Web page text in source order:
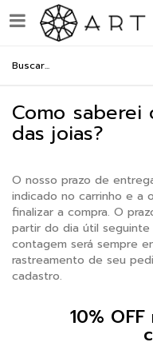
Como
das joias?
O nosso prazo de
indicado no carrinho e a
finalizar a compra. O
partir do dia útil
contagem será sempre
rastreamento de seu
cadastro.
10%